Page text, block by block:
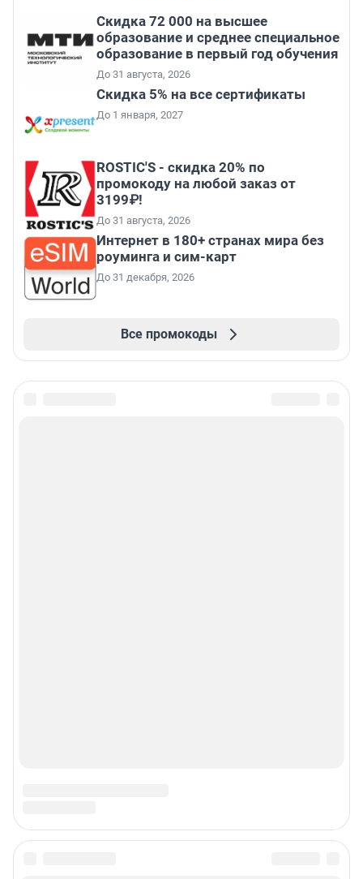
Скидка 72 000 на высшее
образование и среднее специальное
образование в первый год обучения
До 31 августа, 2026
Скидка 5% на все сертификаты
До 1 января, 2027
ROSTIC'S - скидка 20% по
промокоду на любой заказ от
3199₽!
До 31 августа, 2026
Интернет в 180+ странах мира без
роуминга и сим-карт
До 31 декабря, 2026
Все промокоды